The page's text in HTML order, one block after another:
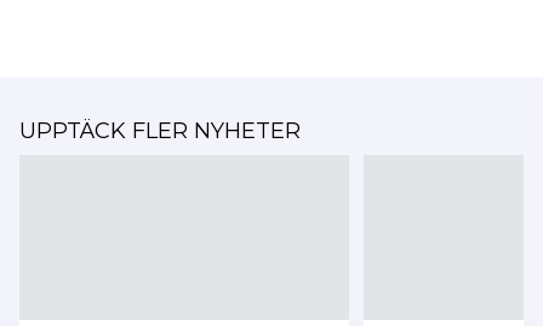
UPPTÄCK FLER NYHETER